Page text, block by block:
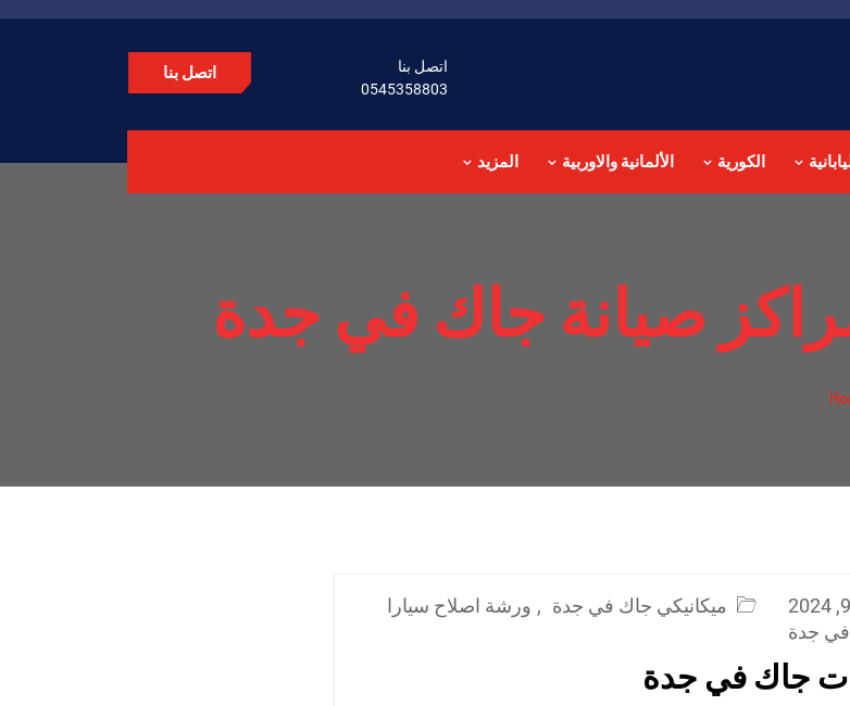
اتصل بنا
0545358803
اتصل بنا
الكورية الألمانية والاوربية المزيد
صيانة جاك في جدة
ميكانيكي جاك في جدة , ورشة اصلاح سيارا
جدة
جاك في جدة